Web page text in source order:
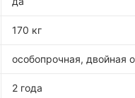
170 кг
особопрочная, двойная
2 года